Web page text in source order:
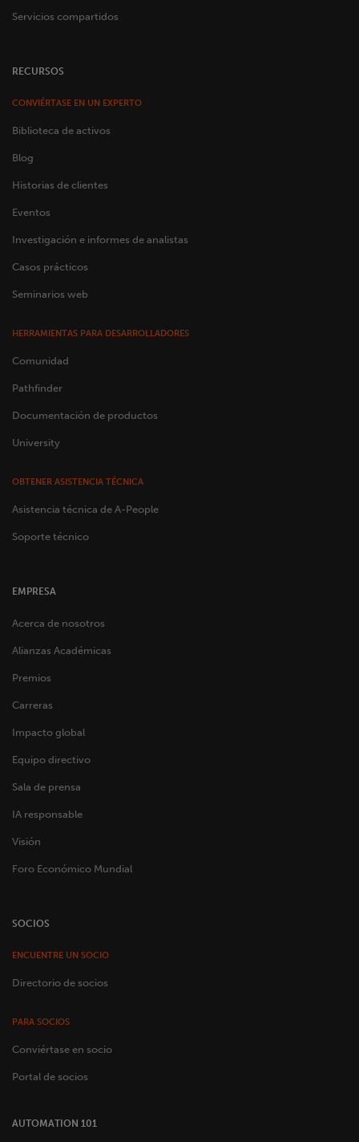
Servicios compartidos
RECURSOS
CONVIÉRTASE EN UN EXPERTO
Biblioteca de activos
Blog
Historias de clientes
Eventos
Investigación e informes de analistas
Casos prácticos
Seminarios web
HERRAMIENTAS PARA DESARROLLADORES
Comunidad
Pathfinder
Documentación de productos
University
OBTENER ASISTENCIA TÉCNICA
Asistencia técnica de A-People
Soporte técnico
EMPRESA
Acerca de nosotros
Alianzas Académicas
Premios
Carreras
Impacto global
Equipo directivo
Sala de prensa
IA responsable
Visión
Foro Económico Mundial
SOCIOS
ENCUENTRE UN SOCIO
Directorio de socios
PARA SOCIOS
Conviértase en socio
Portal de socios
AUTOMATION 101